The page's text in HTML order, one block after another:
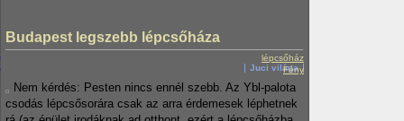
Budapest legszebb lépcsőháza
lépcsőház
Fény
Juci világa
Nem kérdés: Pesten nincs ennél szebb. Az Ybl-palota
csodás lépcsősorára csak az arra érdemesek léphetnek